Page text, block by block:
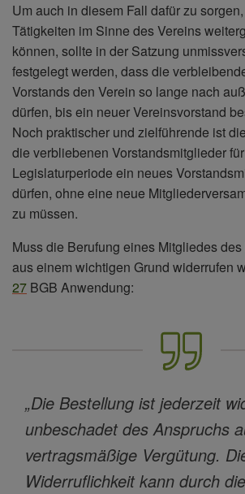
Um auch in diesem Fall dafür zu
Tätigkeiten im Sinne des Vereins
können, sollte in der Satzung
festgelegt werden, dass die
Vorstands den Verein so lange nach
dürfen, bis ein neuer Vereinsvorstand
Noch praktischer und zielführende ist
die verbliebenen Vorstandsmitglieder
Legislaturperiode ein neues
dürfen, ohne eine neue
zu müssen.
Muss die Berufung eines Mitgliedes
aus einem wichtigen Grund widerrufen
27 BGB Anwendung:
„Die Bestellung ist jederzeit
unbeschadet des Anspruchs
vertragsmäßige Vergütung.
Widerruflichkeit kann durch